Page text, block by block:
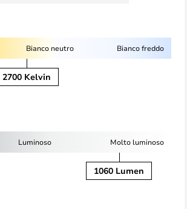
Bianco neutro Bianco freddo
2700 Kelvin
Luminoso Molto luminoso
1060 Lumen